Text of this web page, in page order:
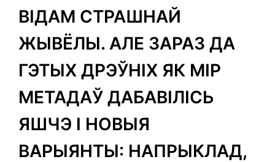
ВІДАМ СТРАШНАЙ
ЖЫВЁЛЫ. АЛЕ ЗАРАЗ ДА
ГЭТЫХ ДРЭЎНІХ ЯК МІР
МЕТАДАЎ ДАБАВІЛІСЬ
ЯШЧЭ І НОВЫЯ
ВАРЫЯНТЫ: НАПРЫКЛАД,